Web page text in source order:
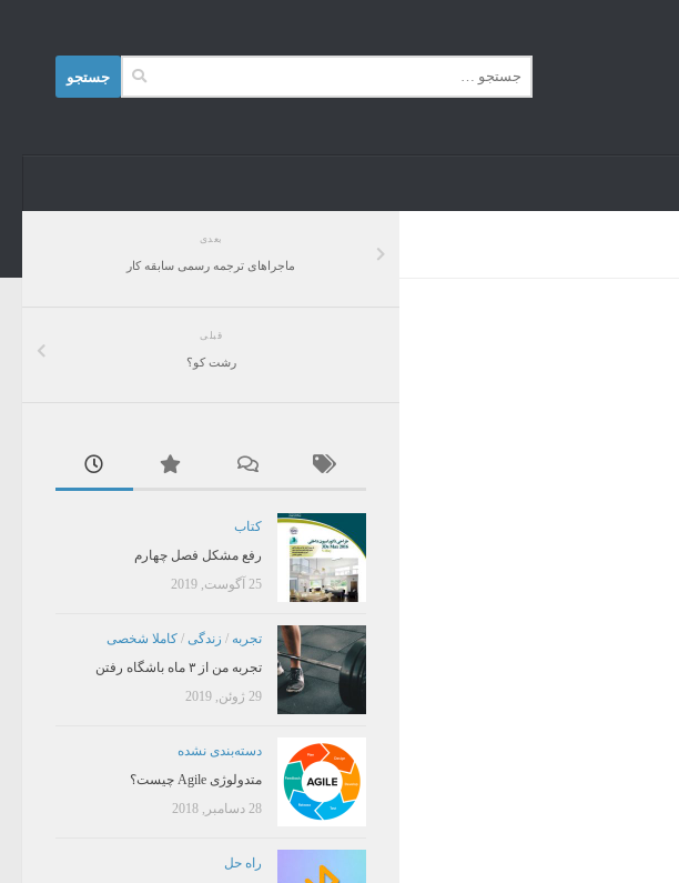
برای:
بعدی
ماجراهای ترجمه رسمی سابقه کار
قبلی
رشت کو؟
کتاب
رفع مشکل فصل چهارم
25 آگوست, 2019
تجربه / زندگی / کاملا شخصی
تجربه من از ۳ ماه باشگاه رفتن
29 ژوئن, 2019
دسته‌بندی نشده
متدولوژی Agile چیست؟
28 دسامبر, 2018
راه حل